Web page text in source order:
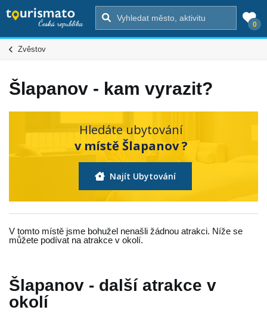
0
Zvěstov
Šlapanov - kam vyrazit?
Hledáte ubytování
v místě Šlapanov ?
Najít Ubytování
V tomto místě jsme bohužel nenašli žádnou atrakci. Níže se
můžete podívat na atrakce v okolí.
Šlapanov - další atrakce v
okolí